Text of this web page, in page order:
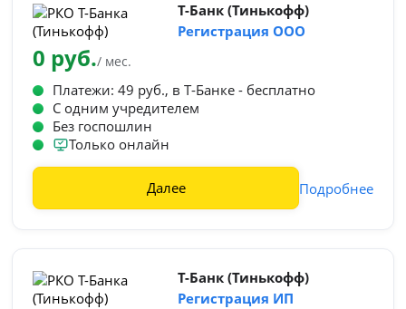
Т-Банк (Тинькофф)
Регистрация ООО
0 руб./ мес.
Платежи: 49 руб., в Т‑Банке - бесплатно
С одним учредителем
Без госпошлин
Только онлайн
Далее Подробнее
Т-Банк (Тинькофф)
Регистрация ИП